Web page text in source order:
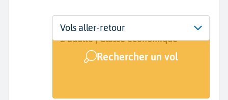
Départ
Toulouse Blagnac (TLS)
Dates
Dates de votre voyage
Voyageurs | Classe
1 adulte | Classe économique
Rechercher un vol
Vols aller-retour